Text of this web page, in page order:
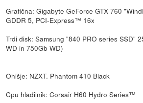
Grafična: Gigabyte GeForce GTX 760
GDDR 5, PCI-Express™ 16x
Trdi disk: Samsung "840 PRO series SSD"
WD in 750Gb WD)
Ohišje: NZXT. Phantom 410 Black
Cpu hladilnik: Corsair H60 Hydro Series™